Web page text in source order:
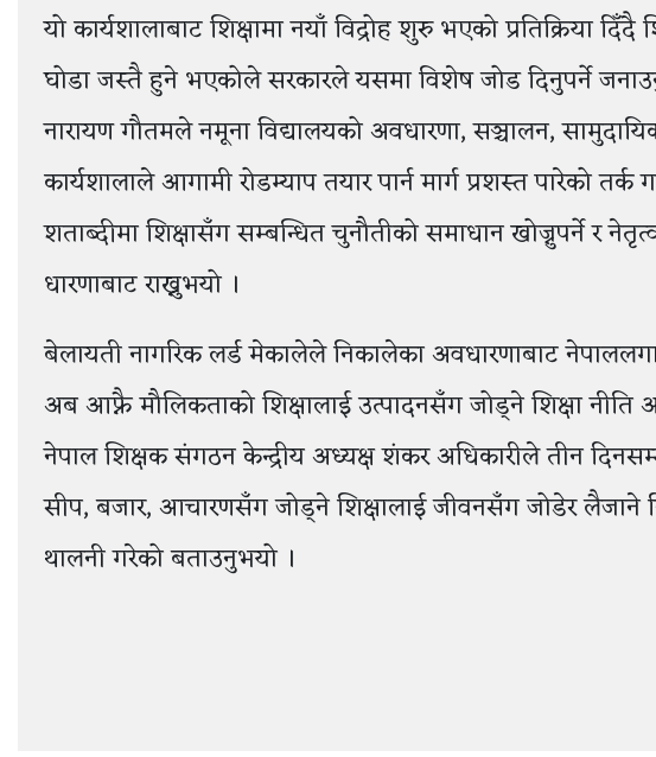
यो कार्यशालाबाट शिक्षामा नयाँ विद्रोह शुरु भएको प्रतिक्रिया
घोडा जस्तै हुने भएकोले सरकारले यसमा विशेष जोड दिनुपर्ने
नारायण गौतमले नमूना विद्यालयको अवधारणा, सञ्चालन,
कार्यशालाले आगामी रोडम्याप तयार पार्न मार्ग प्रशस्त पारेको
शताब्दीमा शिक्षासँग सम्बन्धित चुनौतीको समाधान खोज्नुपर्ने र
धारणाबाट राख्नुभयो ।
बेलायती नागरिक लर्ड मेकालेले निकालेका अवधारणाबाट
अब आफ्नै मौलिकताको शिक्षालाई उत्पादनसँग जोड्ने शिक्षा
नेपाल शिक्षक संगठन केन्द्रीय अध्यक्ष शंकर अधिकारीले तीन
सीप, बजार, आचारणसँग जोड्ने शिक्षालाई जीवनसँग जोडेर लैजाने
थालनी गरेको बताउनुभयो ।